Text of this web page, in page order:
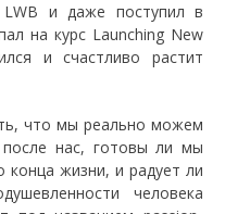
и даже поступил в
на курс Launching New
и счастливо растит
что мы реально можем
нас, готовы ли мы
конца жизни, и радует ли
человека